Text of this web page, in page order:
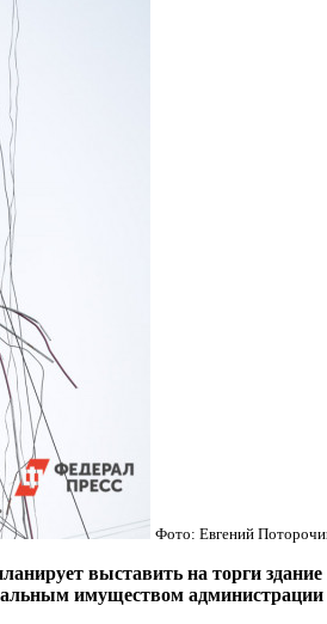
Фото: Евгений
выставить на торги здание
имуществом